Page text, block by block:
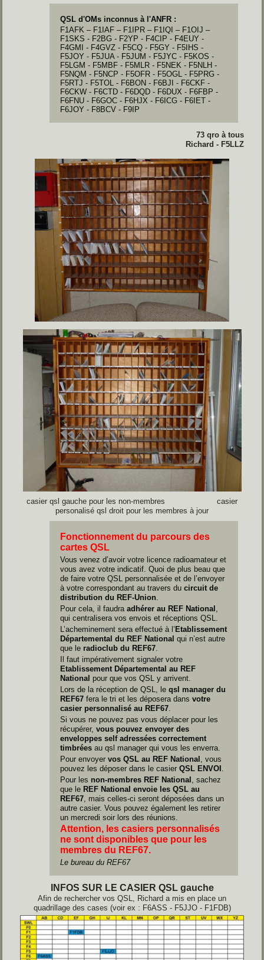
QSL d'OMs inconnus à l'ANFR :
F1AFK – F1IAF – F1IPR – F1IQI – F1OIJ –
F1SKS - F2BG - F2YP - F4CIP - F4EUY -
F4GMI - F4GVZ - F5CQ - F5GY - F5IHS -
F5JOY - F5JUA - F5JUM - F5JYC - F5KOS -
F5LGM - F5MBF - F5MLR - F5NEK - F5NLH -
F5NQM - F5NCP - F5OFR - F5OGL - F5PRG -
F5RTJ - F5TOL - F6BON - F6BJI - F6CKF -
F6CKW - F6CTD - F6DQD - F6DUX - F6FBP -
F6FNU - F6GOC - F6HJX - F6ICG - F6IET -
F6JOY - F8BCV - F9IP
73 qro à tous
Richard - F5LLZ
casier qsl gauche pour les non-membres casier
personalisé qsl droit pour les membres à jour
Fonctionnement du parcours des
cartes QSL
Vous venez d’avoir votre licence radioamateur et
vous avez votre indicatif. Quoi de plus beau que
de faire votre QSL personnalisée et de l’envoyer
à votre correspondant au travers ducircuit de
distribution du REF-Union
Pour cela, il faudraadhérer au REF National
qui centralisera vos envois et réceptions QSL.
L’acheminement sera effectué à l’ Etablissement
Départemental du REF Nationalqui n’est autre
que le radioclub du REF67
Il faut impérativement signaler votre
Etablissement Départemental au REF
National pour que vos QSL y arrivent.
Lors de la réception de QSL, leqsl manager du
REF67 fera le tri et les déposera dansvotre
casier personnalisé au REF67
Si vous ne pouvez pas vous déplacer pour les
récupérer,vous pouvez envoyer des
enveloppes self adressées correctement
timbrées au qsl manager qui vous les enverra.
Pour envoyervos QSL au REF National
, vous
pouvez les déposer dans le casierQSL ENVOI
Pour les non-membres REF National
, sachez
que le REF National envoie les QSL au
REF67 , mais celles-ci seront déposées dans un
autre casier. Vous pouvez également les retirer
un mercredi soir lors des réunions.
Attention, les casiers personnalisés
ne sont disponibles que pour les
membres du REF67.
Le bureau du REF67
INFOS SUR LE CASIER QSL gauche
Afin de rechercher vos QSL, Richard a mis en place un
quadrillage des cases (voir ex : F6ASS - F5JJO - F1FDB)